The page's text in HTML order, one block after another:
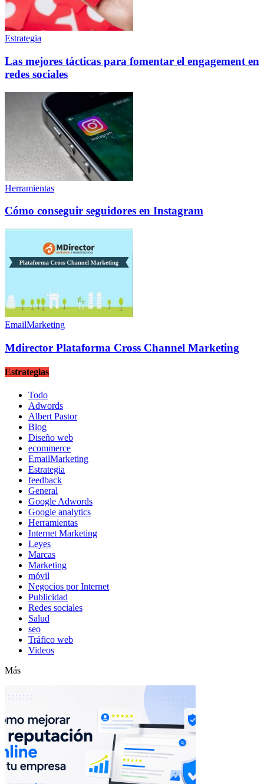
Estrategia
Las mejores tácticas para fomentar el engagement en
redes sociales
Herramientas
Cómo conseguir seguidores en Instagram
EmailMarketing
Mdirector Plataforma Cross Channel Marketing
Estrategias
Todo
Adwords
Albert Pastor
Blog
Diseño web
ecommerce
EmailMarketing
Estrategia
feedback
General
Google Adwords
Google analytics
Herramientas
Internet Marketing
Leyes
Marcas
Marketing
móvil
Negocios por Internet
Publicidad
Redes sociales
Salud
seo
Tráfico web
Videos
Más